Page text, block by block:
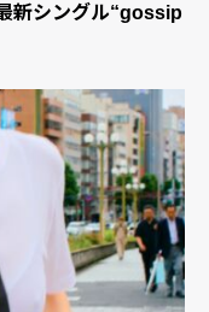
新シングル“gossip